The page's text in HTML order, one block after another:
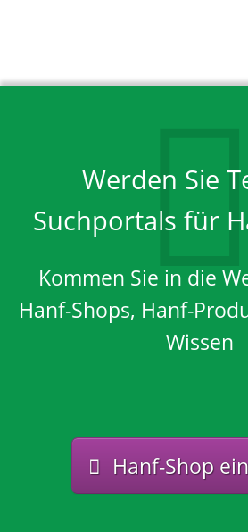
Werden Sie
Suchportals für
Kommen Sie in die
Hanf-Shops, Hanf-
Wissen
Hanf-Shop